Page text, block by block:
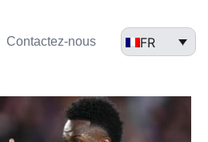
Contactez-nous FR